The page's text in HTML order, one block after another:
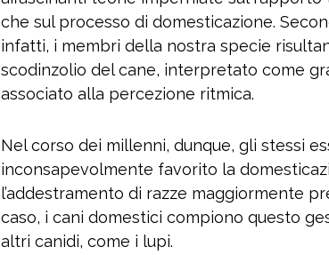
che sul processo di domesticazione.
infatti, i membri della nostra specie
scodinzolio del cane, interpretato come
associato alla percezione ritmica.
Nel corso dei millenni, dunque, gli stessi
inconsapevolmente favorito la
l’addestramento di razze maggiormente
caso, i cani domestici compiono questo
altri canidi, come i lupi.